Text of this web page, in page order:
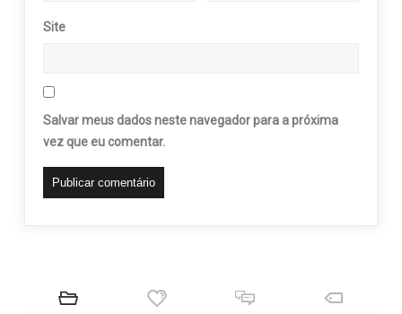
Site
Salvar meus dados neste navegador para a próxima
vez que eu comentar.